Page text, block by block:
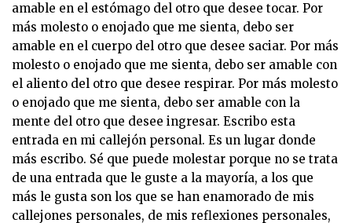
amable en el estómago del otro que desee tocar. Por
más molesto o enojado que me sienta, debo ser
amable en el cuerpo del otro que desee saciar. Por más
molesto o enojado que me sienta, debo ser amable con
el aliento del otro que desee respirar. Por más molesto
o enojado que me sienta, debo ser amable con la
mente del otro que desee ingresar. Escribo esta
entrada en mi callejón personal. Es un lugar donde
más escribo. Sé que puede molestar porque no se trata
de una entrada que le guste a la mayoría, a los que
más le gusta son los que se han enamorado de mis
callejones personales, de mis reflexiones personales,